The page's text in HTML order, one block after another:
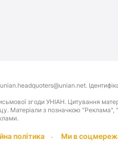
згоди УНІАН. Цитування
Матеріали з позначкою
політика Ми в